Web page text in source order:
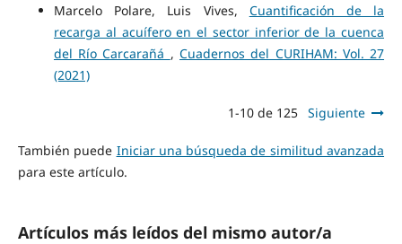
Marcelo Polare, Luis Vives, Cuantificación de la
recarga al acuífero en el sector inferior de la cuenca
del Río Carcarañá ,Cuadernos del CURIHAM: Vol. 27
(2021)
1-10 de 125 Siguiente
También puede Iniciar una búsqueda de similitud avanzada
para este artículo.
Artículos más leídos del mismo autor/a